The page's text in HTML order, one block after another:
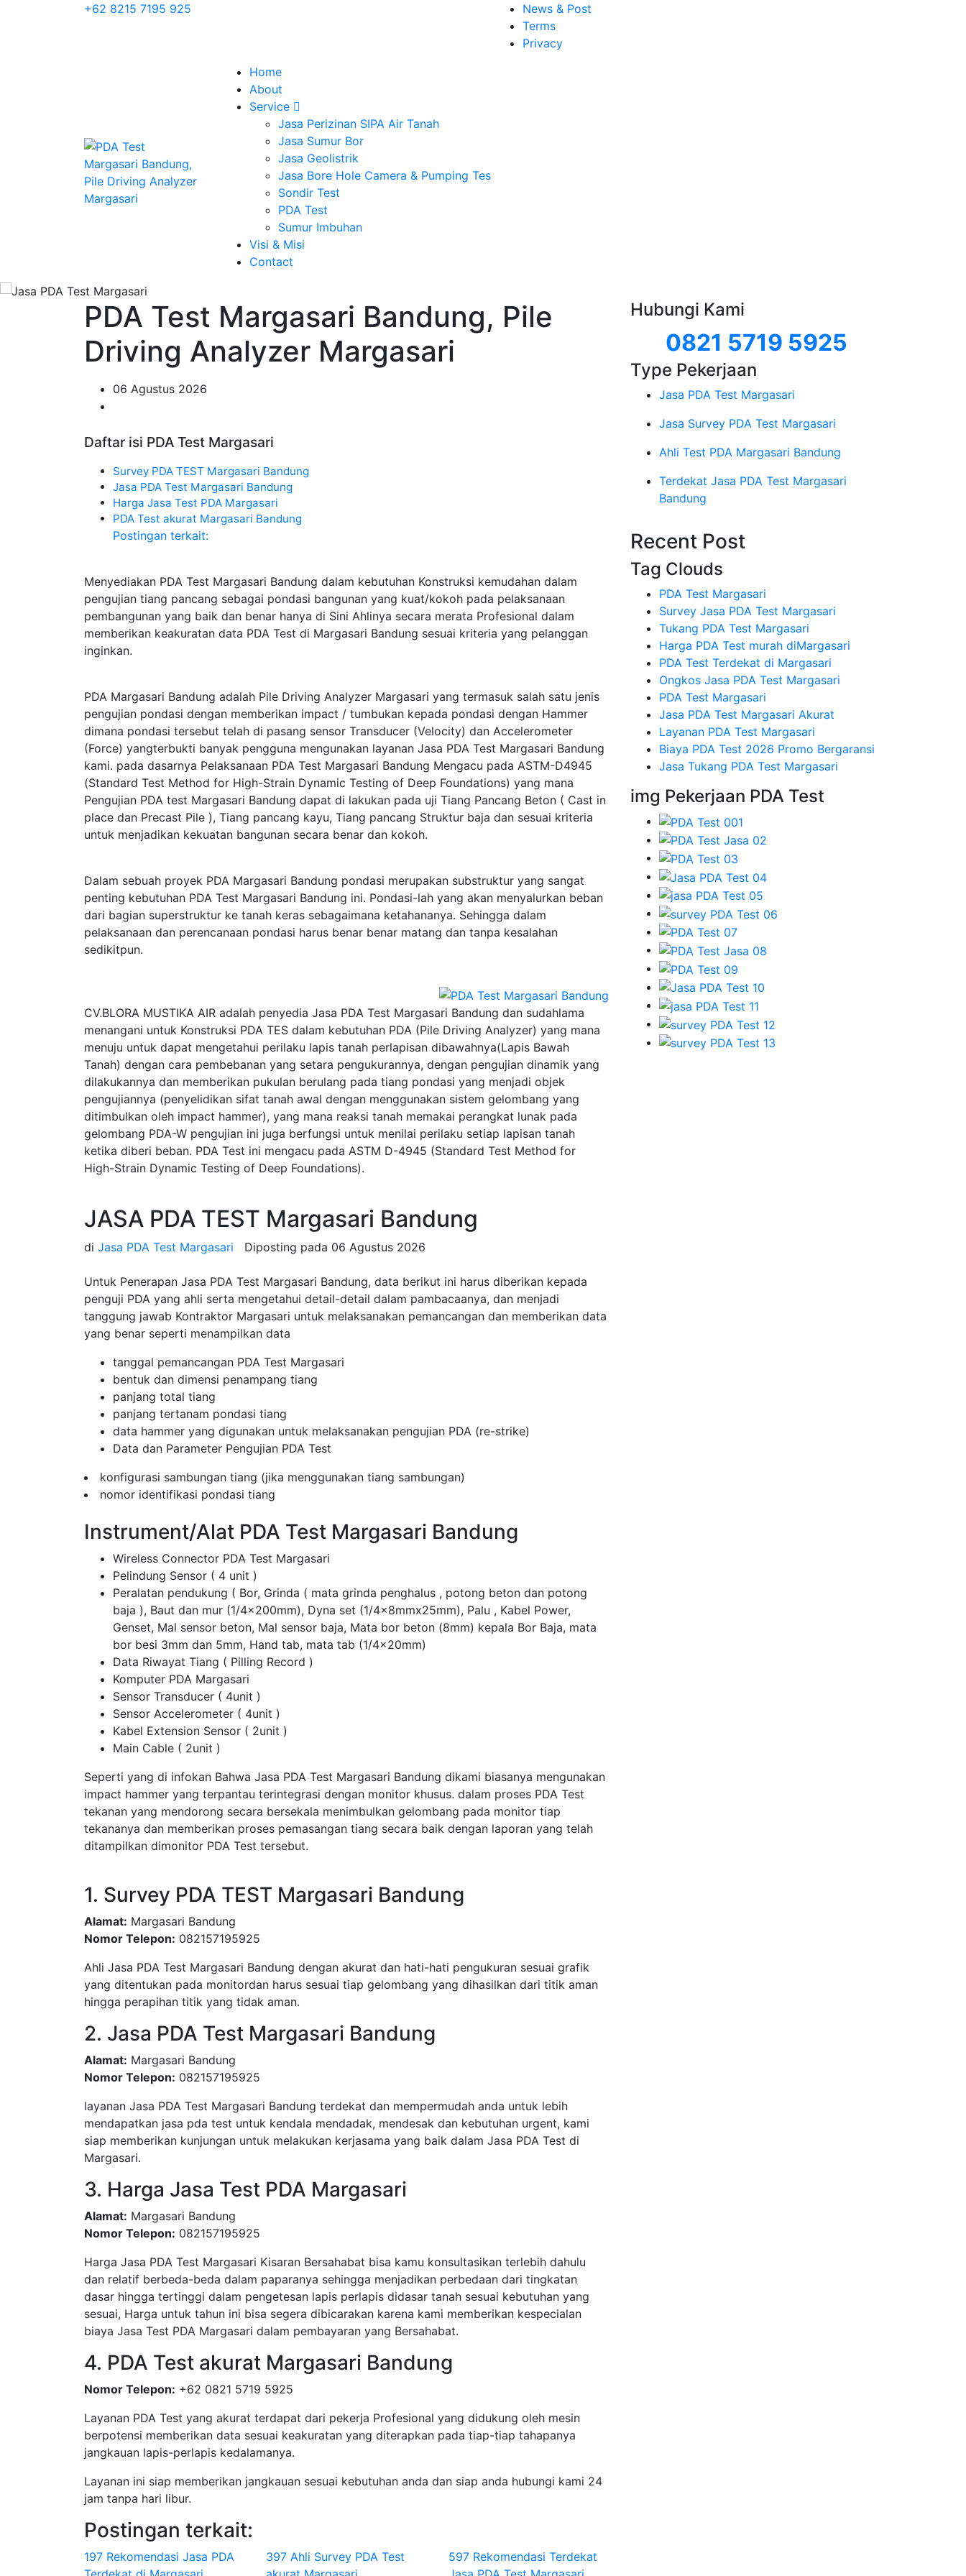
+62 8215 7195 925
News & Post
Terms
Privacy
Home
About
Service
Jasa Perizinan SIPA Air Tanah
Jasa Sumur Bor
Jasa Geolistrik
Jasa Bore Hole Camera & Pumping Tes
Sondir Test
PDA Test
Sumur Imbuhan
Visi & Misi
Contact
PDA Test Margasari Bandung, Pile
Driving Analyzer Margasari
06 Agustus 2026
Daftar isi PDA Test Margasari
Survey PDA TEST Margasari Bandung
Jasa PDA Test Margasari Bandung
Harga Jasa Test PDA Margasari
PDA Test akurat Margasari Bandung
Postingan terkait:
Menyediakan PDA Test Margasari Bandung dalam kebutuhan Konstruksi kemudahan dalam
pengujian tiang pancang sebagai pondasi bangunan yang kuat/kokoh pada pelaksanaan
pembangunan yang baik dan benar hanya di Sini Ahlinya secara merata Profesional dalam
memberikan keakuratan data PDA Test di Margasari Bandung sesuai kriteria yang pelanggan
inginkan.
PDA Margasari Bandung adalah Pile Driving Analyzer Margasari yang termasuk salah satu jenis
pengujian pondasi dengan memberikan impact / tumbukan kepada pondasi dengan Hammer
dimana pondasi tersebut telah di pasang sensor Transducer (Velocity) dan Accelerometer
(Force) yangterbukti banyak pengguna mengunakan layanan Jasa PDA Test Margasari Bandung
kami. pada dasarnya Pelaksanaan PDA Test Margasari Bandung Mengacu pada ASTM-D4945
(Standard Test Method for High-Strain Dynamic Testing of Deep Foundations) yang mana
Pengujian PDA test Margasari Bandung dapat di lakukan pada uji Tiang Pancang Beton ( Cast in
place dan Precast Pile ), Tiang pancang kayu, Tiang pancang Struktur baja dan sesuai kriteria
untuk menjadikan kekuatan bangunan secara benar dan kokoh.
Dalam sebuah proyek PDA Margasari Bandung pondasi merupakan substruktur yang sangat
penting kebutuhan PDA Test Margasari Bandung ini. Pondasi-lah yang akan menyalurkan beban
dari bagian superstruktur ke tanah keras sebagaimana ketahananya. Sehingga dalam
pelaksanaan dan perencanaan pondasi harus benar benar matang dan tanpa kesalahan
sedikitpun.
CV.BLORA MUSTIKA AIR adalah penyedia Jasa PDA Test Margasari Bandung dan sudahlama
menangani untuk Konstruksi PDA TES dalam kebutuhan PDA (Pile Driving Analyzer) yang mana
menuju untuk dapat mengetahui perilaku lapis tanah perlapisan dibawahnya(Lapis Bawah
Tanah) dengan cara pembebanan yang setara pengukurannya, dengan pengujian dinamik yang
dilakukannya dan memberikan pukulan berulang pada tiang pondasi yang menjadi objek
pengujiannya (penyelidikan sifat tanah awal dengan menggunakan sistem gelombang yang
ditimbulkan oleh impact hammer), yang mana reaksi tanah memakai perangkat lunak pada
gelombang PDA-W pengujian ini juga berfungsi untuk menilai perilaku setiap lapisan tanah
ketika diberi beban. PDA Test ini mengacu pada ASTM D-4945 (Standard Test Method for
High-Strain Dynamic Testing of Deep Foundations).
JASA PDA TEST Margasari Bandung
di Jasa PDA Test Margasari Diposting pada 06 Agustus 2026
Untuk Penerapan Jasa PDA Test Margasari Bandung, data berikut ini harus diberikan kepada
penguji PDA yang ahli serta mengetahui detail-detail dalam pambacaanya, dan menjadi
tanggung jawab Kontraktor Margasari untuk melaksanakan pemancangan dan memberikan data
yang benar seperti menampilkan data
tanggal pemancangan PDA Test Margasari
bentuk dan dimensi penampang tiang
panjang total tiang
panjang tertanam pondasi tiang
data hammer yang digunakan untuk melaksanakan pengujian PDA (re-strike)
Data dan Parameter Pengujian PDA Test
konfigurasi sambungan tiang (jika menggunakan tiang sambungan)
nomor identifikasi pondasi tiang
Instrument/Alat PDA Test Margasari Bandung
Wireless Connector PDA Test Margasari
Pelindung Sensor ( 4 unit )
Peralatan pendukung ( Bor, Grinda ( mata grinda penghalus , potong beton dan potong
baja ), Baut dan mur (1/4x200mm), Dyna set (1/4x8mmx25mm), Palu , Kabel Power,
Genset, Mal sensor beton, Mal sensor baja, Mata bor beton (8mm) kepala Bor Baja, mata
bor besi 3mm dan 5mm, Hand tab, mata tab (1/4x20mm)
Data Riwayat Tiang ( Pilling Record )
Komputer PDA Margasari
Sensor Transducer ( 4unit )
Sensor Accelerometer ( 4unit )
Kabel Extension Sensor ( 2unit )
Main Cable ( 2unit )
Seperti yang di infokan Bahwa Jasa PDA Test Margasari Bandung dikami biasanya mengunakan
impact hammer yang terpantau terintegrasi dengan monitor khusus. dalam proses PDA Test
tekanan yang mendorong secara bersekala menimbulkan gelombang pada monitor tiap
tekananya dan memberikan proses pemasangan tiang secara baik dengan laporan yang telah
ditampilkan dimonitor PDA Test tersebut.
1. Survey PDA TEST Margasari Bandung
Alamat: Margasari Bandung
Nomor Telepon: 082157195925
Ahli Jasa PDA Test Margasari Bandung dengan akurat dan hati-hati pengukuran sesuai grafik
yang ditentukan pada monitordan harus sesuai tiap gelombang yang dihasilkan dari titik aman
hingga perapihan titik yang tidak aman.
2. Jasa PDA Test Margasari Bandung
Alamat: Margasari Bandung
Nomor Telepon: 082157195925
layanan Jasa PDA Test Margasari Bandung terdekat dan mempermudah anda untuk lebih
mendapatkan jasa pda test untuk kendala mendadak, mendesak dan kebutuhan urgent, kami
siap memberikan kunjungan untuk melakukan kerjasama yang baik dalam Jasa PDA Test di
Margasari.
3. Harga Jasa Test PDA Margasari
Alamat: Margasari Bandung
Nomor Telepon: 082157195925
Harga Jasa PDA Test Margasari Kisaran Bersahabat bisa kamu konsultasikan terlebih dahulu
dan relatif berbeda-beda dalam paparanya sehingga menjadikan perbedaan dari tingkatan
dasar hingga tertinggi dalam pengetesan lapis perlapis didasar tanah sesuai kebutuhan yang
sesuai, Harga untuk tahun ini bisa segera dibicarakan karena kami memberikan kespecialan
biaya Jasa Test PDA Margasari dalam pembayaran yang Bersahabat.
4. PDA Test akurat Margasari Bandung
Nomor Telepon: +62 0821 5719 5925
Layanan PDA Test yang akurat terdapat dari pekerja Profesional yang didukung oleh mesin
berpotensi memberikan data sesuai keakuratan yang diterapkan pada tiap-tiap tahapanya
jangkauan lapis-perlapis kedalamanya.
Layanan ini siap memberikan jangkauan sesuai kebutuhan anda dan siap anda hubungi kami 24
jam tanpa hari libur.
Postingan terkait:
197 Rekomendasi Jasa PDA
397 Ahli Survey PDA Test
597 Rekomendasi Terdekat
Hubungi Kami
0821 5719 5925
Type Pekerjaan
Jasa PDA Test Margasari
Jasa Survey PDA Test Margasari
Ahli Test PDA Margasari Bandung
Terdekat Jasa PDA Test Margasari
Bandung
Recent Post
Tag Clouds
PDA Test Margasari
Survey Jasa PDA Test Margasari
Tukang PDA Test Margasari
Harga PDA Test murah diMargasari
PDA Test Terdekat di Margasari
Ongkos Jasa PDA Test Margasari
PDA Test Margasari
Jasa PDA Test Margasari Akurat
Layanan PDA Test Margasari
Biaya PDA Test 2026 Promo Bergaransi
Jasa Tukang PDA Test Margasari
img Pekerjaan PDA Test